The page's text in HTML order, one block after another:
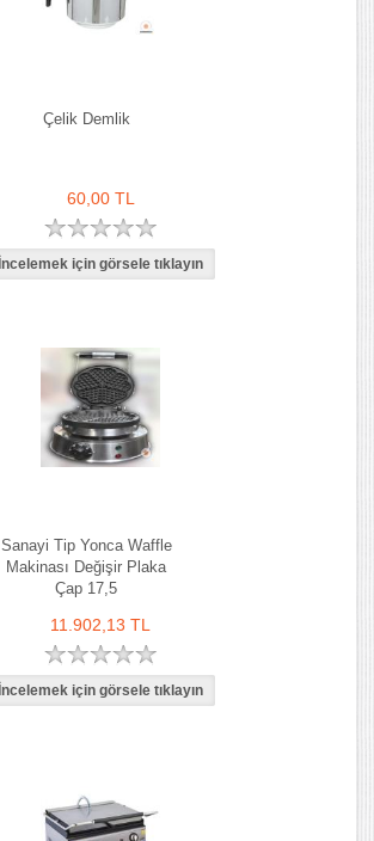
Çelik Demlik
60,00 TL
Sanayi Tip Yonca Waffle
Makinası Değişir Plaka
Çap 17,5
11.902,13 TL